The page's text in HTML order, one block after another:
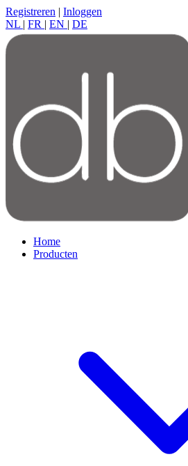
Registreren | Inloggen
NL | FR | EN | DE
Home
Producten